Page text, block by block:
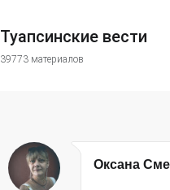
Туапсинские вести
39773 материалов
Оксана